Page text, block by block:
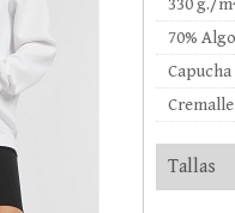
330 g./
70%
Capucha
Tallas